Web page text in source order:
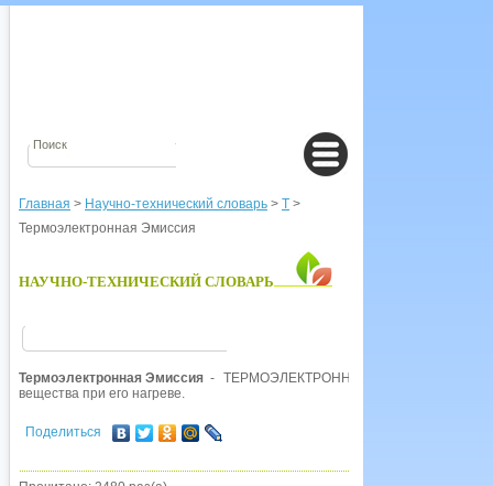
Главная > Научно-технический словарь > Т >
Термоэлектронная Эмиссия
НАУЧНО-ТЕХНИЧЕСКИЙ СЛОВАРЬ
Термоэлектронная Эмиссия - ТЕРМОЭЛЕКТРОННАЯ ЭМИССИЯ,
вещества при его нагреве.
Поделиться